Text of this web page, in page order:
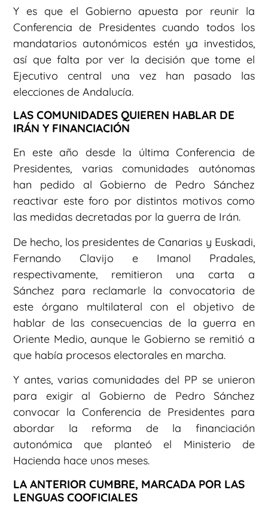
Y es que el Gobierno apuesta por reunir la
Conferencia de Presidentes cuando todos los
mandatarios autonómicos estén ya investidos,
así que falta por ver la decisión que tome el
Ejecutivo central una vez han pasado las
elecciones de Andalucía.
LAS COMUNIDADES QUIEREN HABLAR DE
IRÁN Y FINANCIACIÓN
En este año desde la última Conferencia de
Presidentes, varias comunidades autónomas
han pedido al Gobierno de Pedro Sánchez
reactivar este foro por distintos motivos como
las medidas decretadas por la guerra de Irán.
De hecho, los presidentes de Canarias y Euskadi,
Fernando Clavijo e Imanol Pradales,
respectivamente, remitieron una carta a
Sánchez para reclamarle la convocatoria de
este órgano multilateral con el objetivo de
hablar de las consecuencias de la guerra en
Oriente Medio, aunque le Gobierno se remitió a
que había procesos electorales en marcha.
Y antes, varias comunidades del PP se unieron
para exigir al Gobierno de Pedro Sánchez
convocar la Conferencia de Presidentes para
abordar la reforma de la financiación
autonómica que planteó el Ministerio de
Hacienda hace unos meses.
LA ANTERIOR CUMBRE, MARCADA POR LAS
LENGUAS COOFICIALES